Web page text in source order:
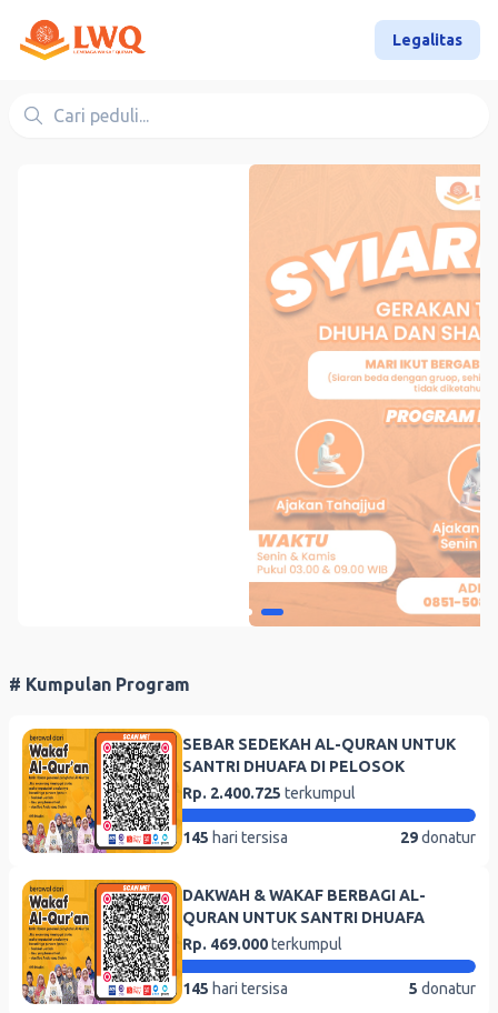
Legalitas
Cari peduli...
# Kumpulan Program
SEBAR SEDEKAH AL-QURAN UNTUK
SANTRI DHUAFA DI PELOSOK
Rp. 2.400.725 terkumpul
145 hari tersisa 29donatur
DAKWAH & WAKAF BERBAGI AL-
QURAN UNTUK SANTRI DHUAFA
Rp. 469.000terkumpul
145 hari tersisa 5 donatur